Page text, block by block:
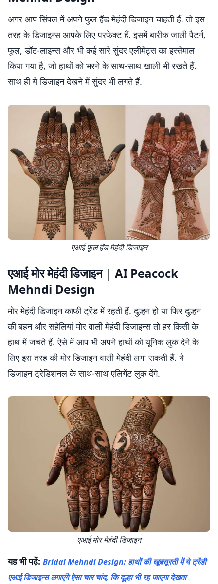
अगर आप सिंपल में अपने फुल हैंड मेहंदी डिजाइन चाहती हैं, तो इस
तरह के डिजाइन्स आपके लिए परफेक्ट हैं. इसमें बारीक जाली पैटर्न,
फूल, डॉट-लाइन्स और भी कई सारे सुंदर एलीमेंट्स का इस्तेमाल
किया गया है, जो हाथों को भरने के साथ-साथ खाली भी रखते हैं.
साथ ही ये डिजाइन देखने में सुंदर भी लगते हैं.
एआई फूल हैंड मेहंदी डिजाइन
एआई मोर मेहंदी डिजाइन | AI Peacock
Mehndi Design
मोर मेहंदी डिजाइन काफी ट्रेंड में रहती हैं. दुल्हन हो या फिर दुल्हन
की बहन और सहेलियां मोर वाली मेहंदी डिजाइन्स तो हर किसी के
हाथ में जचते हैं. ऐसे में आप भी अपने हाथों को यूनिक लुक देने के
लिए इस तरह की मोर डिजाइन वाली मेहंदी लगा सकती हैं. ये
डिजाइन ट्रेडिशनल के साथ-साथ एलिगेंट लुक देंगे.
एआई मोर मेहंदी डिजाइन
यह भी पढ़ें: Bridal Mehndi Design: हाथों की खूबसूरती में ये ट्रेंडी
एआई डिजाइन्स लगाएंगे ऐसा चार चांद, कि दूल्हा भी रह जाएगा देखता